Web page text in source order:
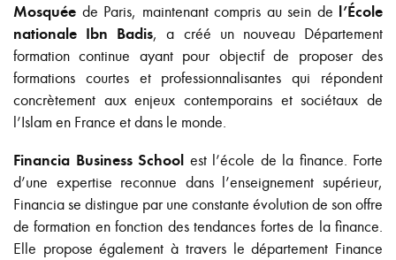
Mosquée de Paris, maintenant compris au sein de l’École
nationale Ibn Badis, a créé un nouveau Département
formation continue ayant pour objectif de proposer des
formations courtes et professionnalisantes qui répondent
concrètement aux enjeux contemporains et sociétaux de
l’Islam en France et dans le monde.
Financia Business School est l’école de la finance. Forte
d’une expertise reconnue dans l’enseignement supérieur,
Financia se distingue par une constante évolution de son offre
de formation en fonction des tendances fortes de la finance.
Elle propose également à travers le département Finance